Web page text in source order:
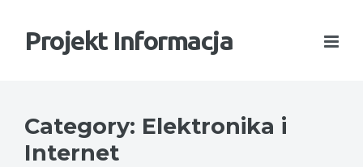
Projekt Informacja
Category: Elektronika i
Internet